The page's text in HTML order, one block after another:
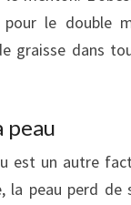
le double
graisse dans
peau
est un autre
la peau perd